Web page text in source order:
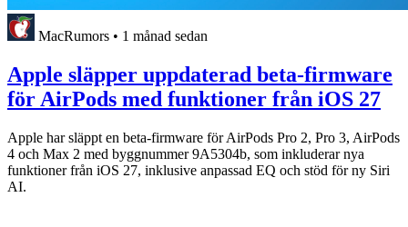
MacRumors • 1 månad sedan
Apple släpper uppdaterad beta-firmware
för AirPods med funktioner från iOS 27
Apple har släppt en beta-firmware för AirPods Pro 2, Pro 3, AirPods
4 och Max 2 med byggnummer 9A5304b, som inkluderar nya
funktioner från iOS 27, inklusive anpassad EQ och stöd för ny Siri
AI.